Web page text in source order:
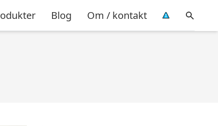
Blog Om / kontakt